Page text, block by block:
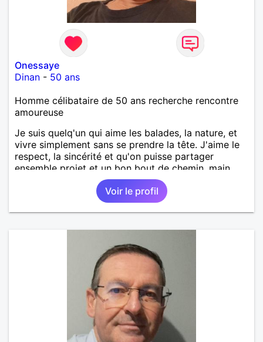
Onessaye
Dinan - 50 ans
Homme célibataire de 50 ans recherche rencontre
amoureuse
Je suis quelq'un qui aime les balades, la nature, et
vivre simplement sans se prendre la tête. J'aime le
respect, la sincérité et qu'on puisse partager
ensemble projet et un bon bout de chemin, main
Voir le profil